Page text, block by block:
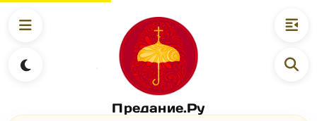
Предание.Ру